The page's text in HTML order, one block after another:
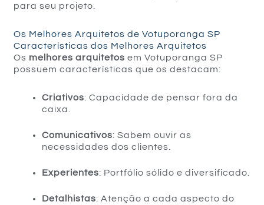
para seu projeto.
Os Melhores Arquitetos de Votuporanga SP
Características dos Melhores Arquitetos
Os melhores arquitetos em Votuporanga SP
possuem características que os destacam:
Criativos: Capacidade de pensar fora da
caixa.
Comunicativos: Sabem ouvir as
necessidades dos clientes.
Experientes: Portfólio sólido e diversificado.
Detalhistas: Atenção a cada aspecto do